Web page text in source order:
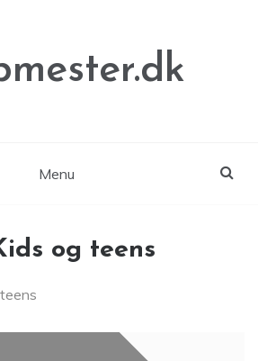
Menu
og teens